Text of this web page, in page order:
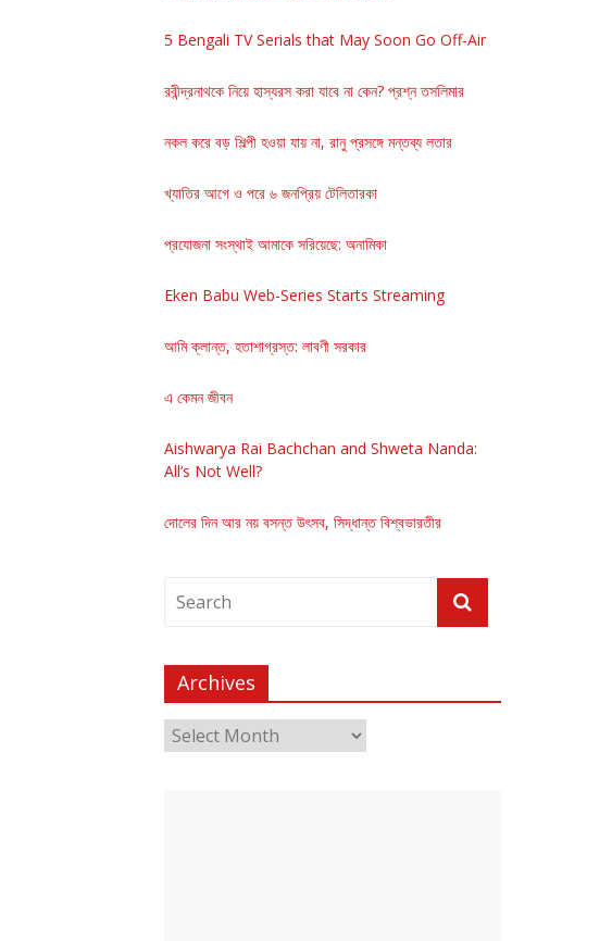
5 Bengali TV Serials that May Soon Go Off-Air
রবীন্দ্রনাথকে নিয়ে হাস্যরস করা যাবে না কেন? প্রশ্ন তসলিমার
নকল করে বড় শিল্পী হওয়া যায় না, রানু প্রসঙ্গে মন্তব্য লতার
খ্যাতির আগে ও পরে ৬ জনপ্রিয় টেলিতারকা
প্রযোজনা সংস্থাই আমাকে সরিয়েছে: অনামিকা
Eken Babu Web-Series Starts Streaming
আমি ক্লান্ত, হতাশাগ্রস্ত: লাবণী সরকার
এ কেমন জীবন
Aishwarya Rai Bachchan and Shweta Nanda:
All’s Not Well?
দোলের দিন আর নয় বসন্ত উৎসব, সিদ্ধান্ত বিশ্বভারতীর
Archives